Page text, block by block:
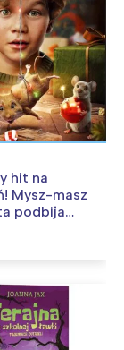
hit na
Mysz-masz
podbija